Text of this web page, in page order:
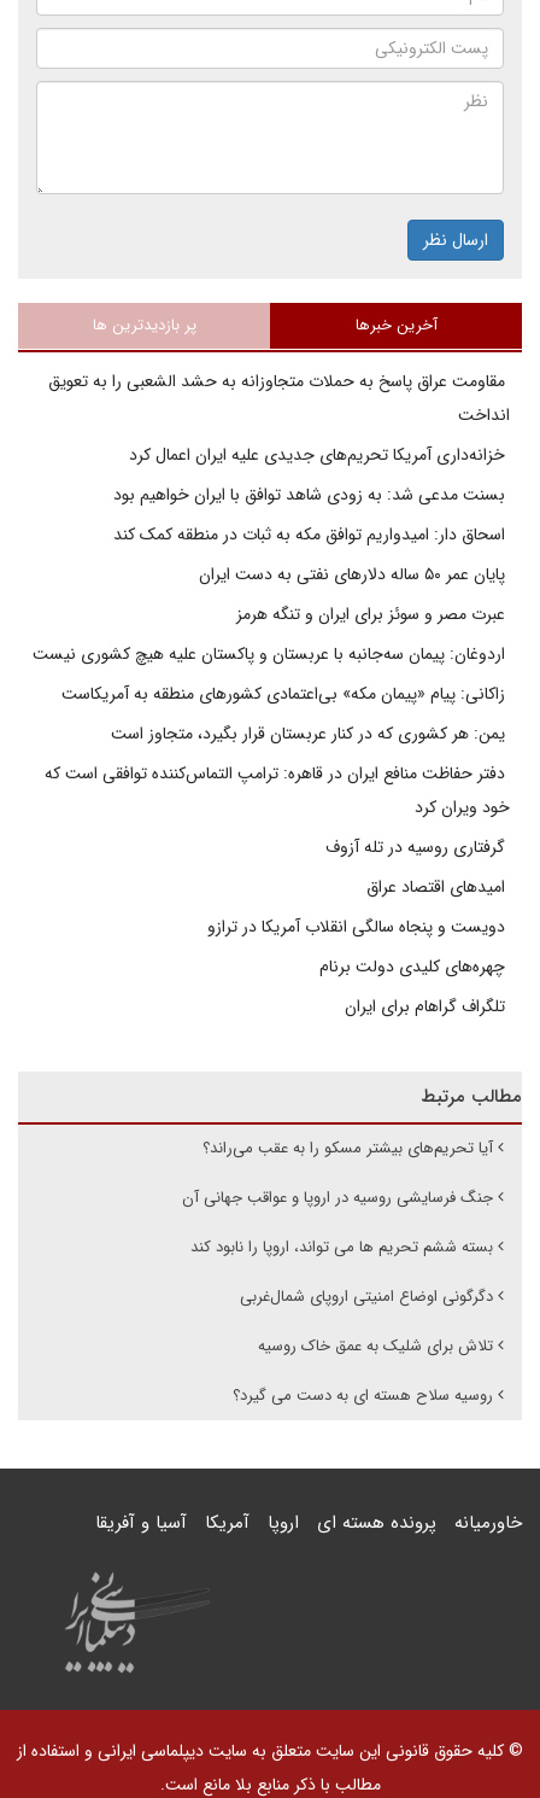
ارسال نظر
آخرین خبرها پر بازدیدترین ها
مقاومت عراق پاسخ به حملات متجاوزانه به حشد الشعبی را به تعویق
انداخت
خزانه‌داری آمریکا تحریم‌های جدیدی علیه ایران اعمال کرد
بسنت مدعی شد: به زودی شاهد توافق با ایران خواهیم بود
اسحاق دار: امیدواریم توافق مکه به ثبات در منطقه کمک کند
پایان عمر ۵۰ ساله دلارهای نفتی به دست ایران
عبرت مصر و سوئز برای ایران و تنگه هرمز
اردوغان: پیمان سه‌جانبه با عربستان و پاکستان علیه هیچ کشوری نیست
زاکانی: پیام «پیمان مکه» بی‌اعتمادی کشورهای منطقه به آمریکاست
یمن: هر کشوری که در کنار عربستان قرار بگیرد، متجاوز است
دفتر حفاظت منافع ایران در قاهره: ترامپ التماس‌کننده توافقی است که
خود ویران کرد
گرفتاری روسیه در تله آزوف
امیدهای اقتصاد عراق
دویست و پنجاه سالگی انقلاب آمریکا در ترازو
چهره‌های کلیدی دولت برنام
تلگراف گراهام برای ایران
مطالب مرتبط
آیا تحریم‌های بیشتر مسکو را به عقب می‌راند؟
جنگ فرسایشی روسیه در اروپا و عواقب جهانی آن
بسته ششم تحریم ها می تواند، اروپا را نابود کند
دگرگونی اوضاع امنیتی اروپای شمال‌غربی
تلاش برای شلیک به عمق خاک روسیه
روسیه سلاح هسته ای به دست می گیرد؟
خاورمیانه پرونده هسته ای اروپا آمریکا آسیا و آفریقا
© کلیه حقوق قانونی این سایت متعلق به سایت دیپلماسی ایرانی و استفاده از
مطالب با ذکر منابع بلا مانع است.